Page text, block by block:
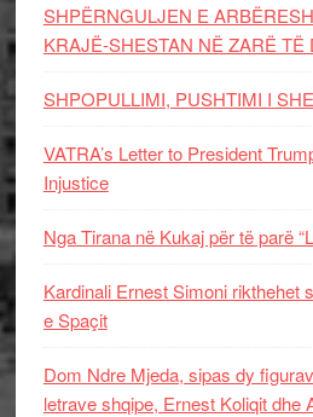
SHPËRNGULJEN E
KRAJË-SHESTAN NË ZARË TË
SHPOPULLIMI, PUSHTIMI I
VATRA’s Letter to President
Injustice
Nga Tirana në Kukaj për të parë
Kardinali Ernest Simoni rikthehet
e Spaçit
Dom Ndre Mjeda, sipas dy
letrave shqipe, Ernest Koliqit dhe